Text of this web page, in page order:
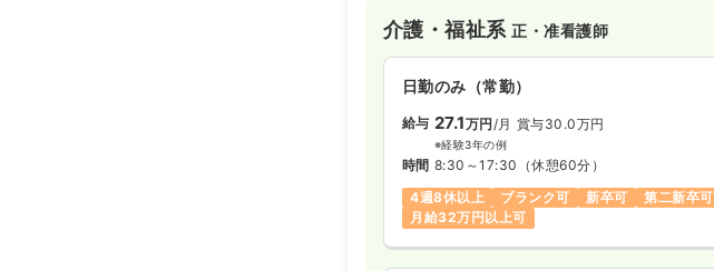
介護・福祉系正・准看護師
日勤のみ（常勤）
給与 27.1万円 /月 賞与30.0万円
※経験3年の例
時間 8:30～17:30 （休憩60分）
4週8休以上
ブランク可 新卒可
第二新卒可
月給32万円以上可